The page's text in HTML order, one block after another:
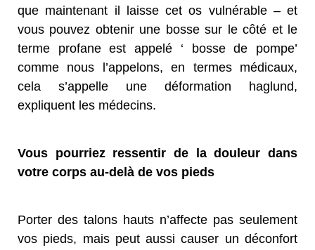
que maintenant il laisse cet os vulnérable – et
vous pouvez obtenir une bosse sur le côté et le
terme profane est appelé ‘ bosse de pompe’
comme nous l’appelons, en termes médicaux,
cela s’appelle une déformation haglund,
expliquent les médecins.
Vous pourriez ressentir de la douleur dans
votre corps au-delà de vos pieds
Porter des talons hauts n’affecte pas seulement
vos pieds, mais peut aussi causer un déconfort